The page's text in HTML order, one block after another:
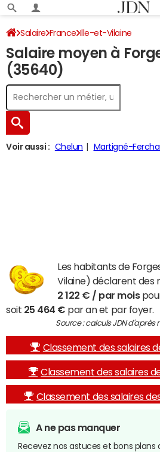
Salaire France Ille-et-Vilaine
Salaire moyen à
(35640)
Voir aussi : Chelun Martigné-
Les habitants de
Vilaine) déclarent des
2 122 € / par mois
soit 25 464 € par an et par foyer.
Source : calculs JDN d'après
Classement des salaires
Classement des salaires
Classement des salaires
A ne pas manquer
Recevez nos astuces et bons